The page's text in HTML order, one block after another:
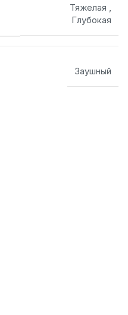
Тяжелая ,
Глубокая
Заушный